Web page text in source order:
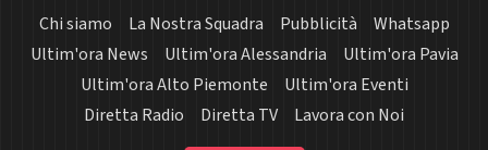
Chi siamo La Nostra Squadra Pubblicità
Whatsapp
Ultim'ora News
Ultim'ora Alessandria
Ultim'ora Pavia
Ultim'ora Alto Piemonte
Ultim'ora Eventi
Diretta Radio
Diretta TV Lavora con Noi